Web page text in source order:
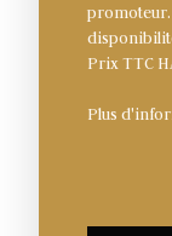
Prix TTC
Plus